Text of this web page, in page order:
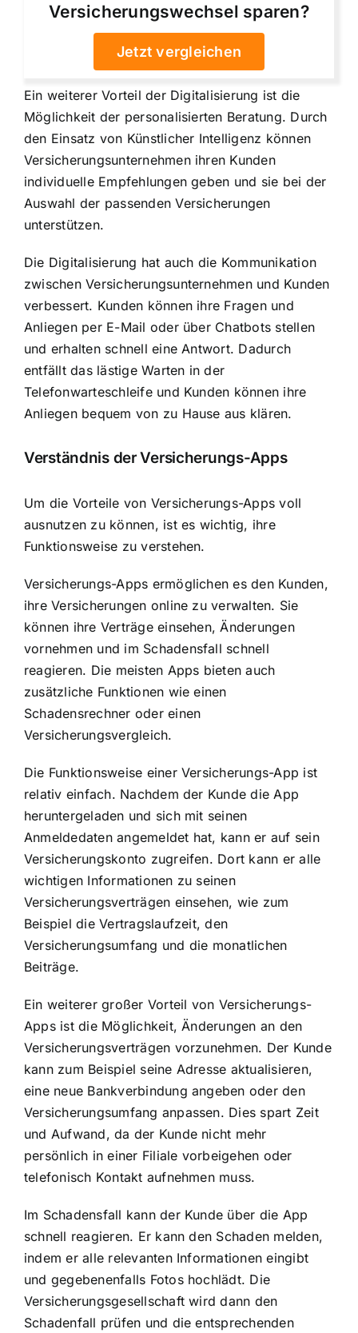
Versicherungswechsel sparen?
Jetzt vergleichen
Ein weiterer Vorteil der Digitalisierung ist die
Möglichkeit der personalisierten Beratung. Durch
den Einsatz von Künstlicher Intelligenz können
Versicherungsunternehmen ihren Kunden
individuelle Empfehlungen geben und sie bei der
Auswahl der passenden Versicherungen
unterstützen.
Die Digitalisierung hat auch die Kommunikation
zwischen Versicherungsunternehmen und Kunden
verbessert. Kunden können ihre Fragen und
Anliegen per E-Mail oder über Chatbots stellen
und erhalten schnell eine Antwort. Dadurch
entfällt das lästige Warten in der
Telefonwarteschleife und Kunden können ihre
Anliegen bequem von zu Hause aus klären.
Verständnis der Versicherungs-Apps
Um die Vorteile von Versicherungs-Apps voll
ausnutzen zu können, ist es wichtig, ihre
Funktionsweise zu verstehen.
Versicherungs-Apps ermöglichen es den Kunden,
ihre Versicherungen online zu verwalten. Sie
können ihre Verträge einsehen, Änderungen
vornehmen und im Schadensfall schnell
reagieren. Die meisten Apps bieten auch
zusätzliche Funktionen wie einen
Schadensrechner oder einen
Versicherungsvergleich.
Die Funktionsweise einer Versicherungs-App ist
relativ einfach. Nachdem der Kunde die App
heruntergeladen und sich mit seinen
Anmeldedaten angemeldet hat, kann er auf sein
Versicherungskonto zugreifen. Dort kann er alle
wichtigen Informationen zu seinen
Versicherungsverträgen einsehen, wie zum
Beispiel die Vertragslaufzeit, den
Versicherungsumfang und die monatlichen
Beiträge.
Ein weiterer großer Vorteil von Versicherungs-
Apps ist die Möglichkeit, Änderungen an den
Versicherungsverträgen vorzunehmen. Der Kunde
kann zum Beispiel seine Adresse aktualisieren,
eine neue Bankverbindung angeben oder den
Versicherungsumfang anpassen. Dies spart Zeit
und Aufwand, da der Kunde nicht mehr
persönlich in einer Filiale vorbeigehen oder
telefonisch Kontakt aufnehmen muss.
Im Schadensfall kann der Kunde über die App
schnell reagieren. Er kann den Schaden melden,
indem er alle relevanten Informationen eingibt
und gegebenenfalls Fotos hochlädt. Die
Versicherungsgesellschaft wird dann den
Schadenfall prüfen und die entsprechenden